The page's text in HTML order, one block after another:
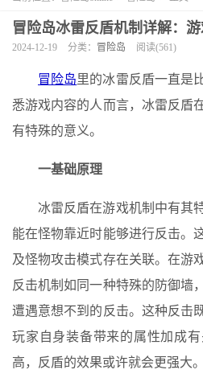
冒险岛冰雷反盾机制详解：
2024-12-19 分类： 冒险岛 阅读(561)
冒险岛里的冰雷反盾一直是
悉游戏内容的人而言，冰雷反盾
有特殊的意义。
一基础原理
冰雷反盾在游戏机制中有其
能在怪物靠近时能够进行反击。
及怪物攻击模式存在关联。在游
反击机制如同一种特殊的防御墙
遭遇意想不到的反击。这种反击
玩家自身装备带来的属性加成
高，反盾的效果或许就会更强大。